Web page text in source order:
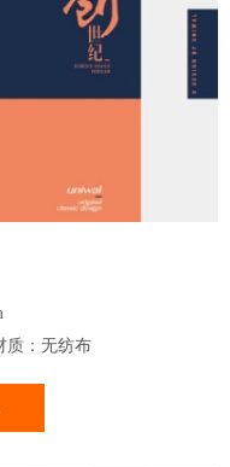
质：无纺布